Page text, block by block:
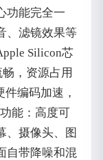
功能完全一
、滤镜效果等
Silicon芯
，资源占用
编码加速，
能：高度可
、摄像头、图
自带降噪和混